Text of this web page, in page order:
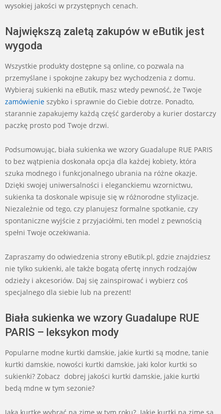
wysokiej jakości w przystępnych cenach.
Największą zaletą zakupów w eButik jest
wygoda
Wszystkie produkty dostępne są online, co pozwala na
przemyślane i spokojne zakupy bez wychodzenia z domu.
Wybieraj sukienki na eButik, masz wtedy pewność, że Twoje
zamówienie szybko i sprawnie do Ciebie dotrze. Ponadto,
starannie zapakujemy każdą część garderoby a kurier dostarczy
paczkę prosto pod Twoje drzwi.
Podsumowując, biała sukienka we wzory Guadalupe RUE PARIS
to bez wątpienia doskonała opcja dla każdej kobiety, która
szuka modnego i funkcjonalnego ubrania na różne okazje.
Dzięki swojej uniwersalności i eleganckiemu wzornictwu,
sukienka ta doskonale wpisuje się w różnorodne stylizacje.
Niezależnie od tego, czy planujesz formalne spotkanie, czy
spontaniczne wyjście z przyjaciółmi, ten model z pewnością
spełni Twoje oczekiwania.
Zapraszamy do odwiedzenia strony eButik.pl, gdzie znajdziesz
nie tylko sukienki, ale także bogatą ofertę innych rodzajów
odzieży i akcesoriów. Daj się zainspirować i wybierz coś
specjalnego dla siebie lub na prezent!
Biała sukienka we wzory Guadalupe RUE
PARIS – leksykon mody
Popularne modne kurtki damskie, jakie kurtki są modne, tanie
kurtki damskie, nowości kurtki damskie, jaki kolor kurtki so
sukienki? Zobacz dobrej jakości kurtki damskie, jakie kurtki
bedą mdne w tym sezonie?